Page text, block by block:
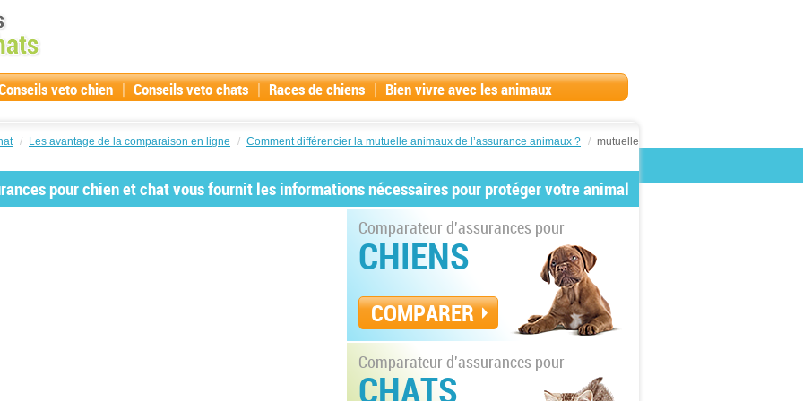
veto chien | Conseils veto chats | Races de chiens | Bien vivre avec les animaux
/ Les avantage de la comparaison en ligne / Comment différencier la mutuelle animaux de l’assurance animaux ? / mutuelle
pour chien et chat vous fournit les informations nécessaires pour protéger votre animal
Comparateur d'assurances pour
CHIENS
COMPARER
Comparateur d'assurances pour
CHATS